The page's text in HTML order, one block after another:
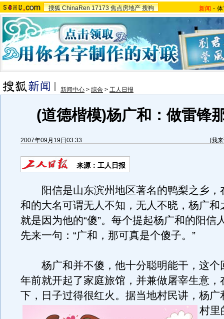
搜狐 ChinaRen 17173 焦点房地产 搜狗 新闻 -
新闻中心 > 综合 > 工人日报
(道德楷模)杨广和：做雷锋
2007年09月19日03:33 [我
来源：工人日报
阳信是山东滨州地区著名的鸭梨之乡，
和的大名可谓无人不知，无人不晓，杨广和
就是因为他的“傻”。每个提起杨广和的阳信
先来一句：“广和，那可真是个傻子。”
杨广和并不傻，他十分聪明能干，这个
年前就开起了家庭旅馆，并兼做屠宰生意，
下，日子过得很红火。 据当地村民讲，杨广
村里